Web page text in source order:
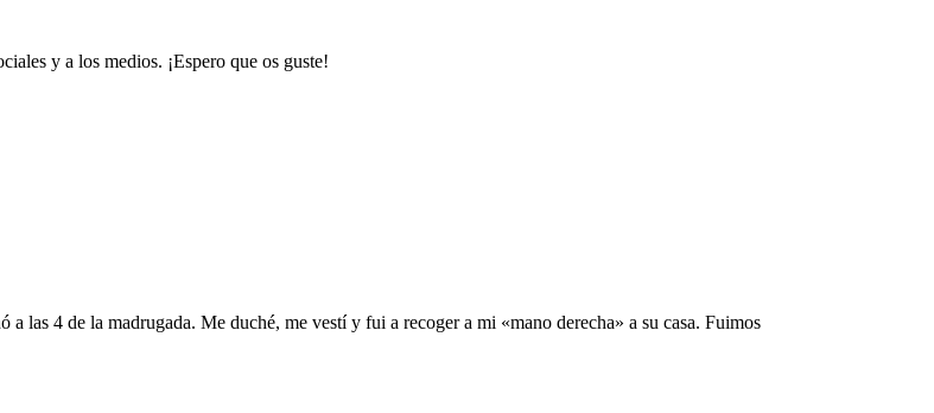
y a los medios. ¡Espero que os guste!
las 4 de la madrugada. Me duché, me vestí y fui a recoger a mi «mano derecha» a su casa. Fuimos